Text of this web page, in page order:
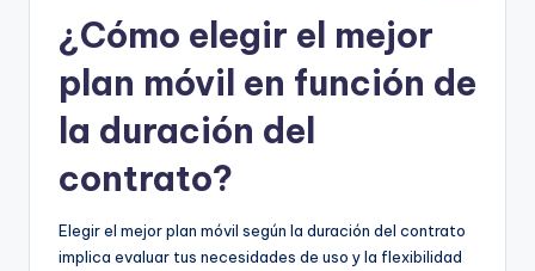
¿Cómo elegir el mejor
plan móvil en función de
la duración del
contrato?
Elegir el mejor plan móvil según la duración del contrato
implica evaluar tus necesidades de uso y la flexibilidad